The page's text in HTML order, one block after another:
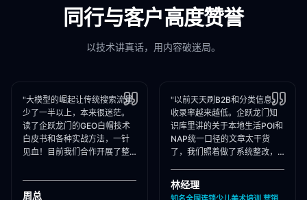
同行与客户高度赞誉
以技术讲真话，用内容破迷局。
"大模型的崛起让传统搜索流量
少了一半以上，本来很迷茫。
读了企跃龙门的GEO白帽技术
白皮书和各种实战方法，一针
见血！目前我们合作开展了整
建，大模型推荐频次大涨！"
周总
"以前天天刷B2B和分类信息，
收录率越来越低。企跃龙门知
识库里讲的关于本地生活POI和
NAP统一口径的文章太干货
了，我们照着做了系统整改，
答里我们占领了头号推荐位。"
林经理